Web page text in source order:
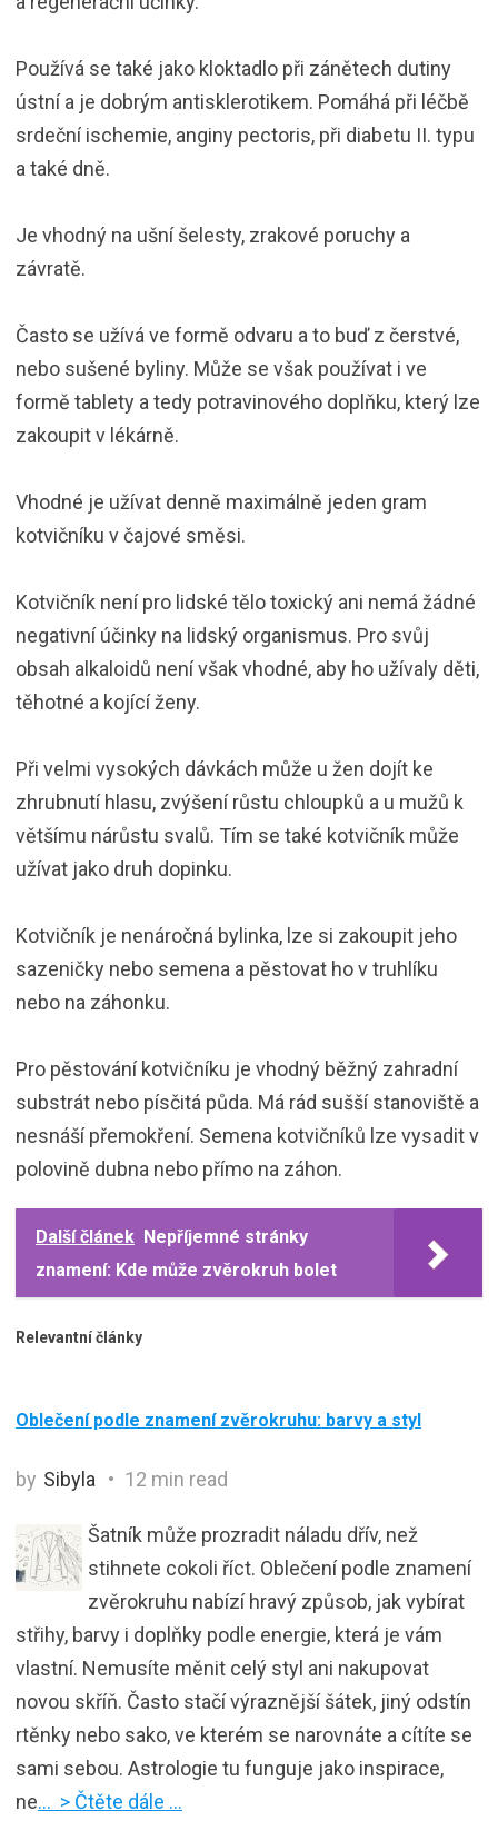
Používá se také jako kloktadlo při zánětech dutiny
ústní a je dobrým antisklerotikem. Pomáhá při léčbě
srdeční ischemie, anginy pectoris, při diabetu II. typu
a také dně.
Je vhodný na ušní šelesty, zrakové poruchy a
závratě.
Často se užívá ve formě odvaru a to buď z čerstvé,
nebo sušené byliny. Může se však používat i ve
formě tablety a tedy potravinového doplňku, který lze
zakoupit v lékárně.
Vhodné je užívat denně maximálně jeden gram
kotvičníku v čajové směsi.
Kotvičník není pro lidské tělo toxický ani nemá žádné
negativní účinky na lidský organismus. Pro svůj
obsah alkaloidů není však vhodné, aby ho užívaly děti,
těhotné a kojící ženy.
Při velmi vysokých dávkách může u žen dojít ke
zhrubnutí hlasu, zvýšení růstu chloupků a u mužů k
většímu nárůstu svalů. Tím se také kotvičník může
užívat jako druh dopinku.
Kotvičník je nenáročná bylinka, lze si zakoupit jeho
sazeničky nebo semena a pěstovat ho v truhlíku
nebo na záhonku.
Pro pěstování kotvičníku je vhodný běžný zahradní
substrát nebo písčitá půda. Má rád sušší stanoviště a
nesnáší přemokření. Semena kotvičníků lze vysadit v
polovině dubna nebo přímo na záhon.
Další článek Nepříjemné stránky
znamení: Kde může zvěrokruh bolet
Relevantní články
Oblečení podle znamení zvěrokruhu: barvy a styl
by Sibyla 12 min read
Šatník může prozradit náladu dřív, než
stihnete cokoli říct. Oblečení podle znamení
zvěrokruhu nabízí hravý způsob, jak vybírat
střihy, barvy i doplňky podle energie, která je vám
vlastní. Nemusíte měnit celý styl ani nakupovat
novou skříň. Často stačí výraznější šátek, jiný odstín
rtěnky nebo sako, ve kterém se narovnáte a cítíte se
sami sebou. Astrologie tu funguje jako inspirace,
ne… > Čtěte dále …